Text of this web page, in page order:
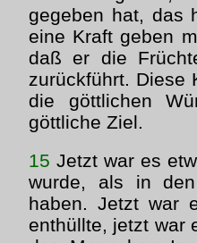
gegeben hat, das
eine Kraft geben
daß er die
zurückführt. Diese
die göttlichen
göttliche Ziel.
15 Jetzt war es
wurde, als in
haben. Jetzt war
enthüllte, jetzt war